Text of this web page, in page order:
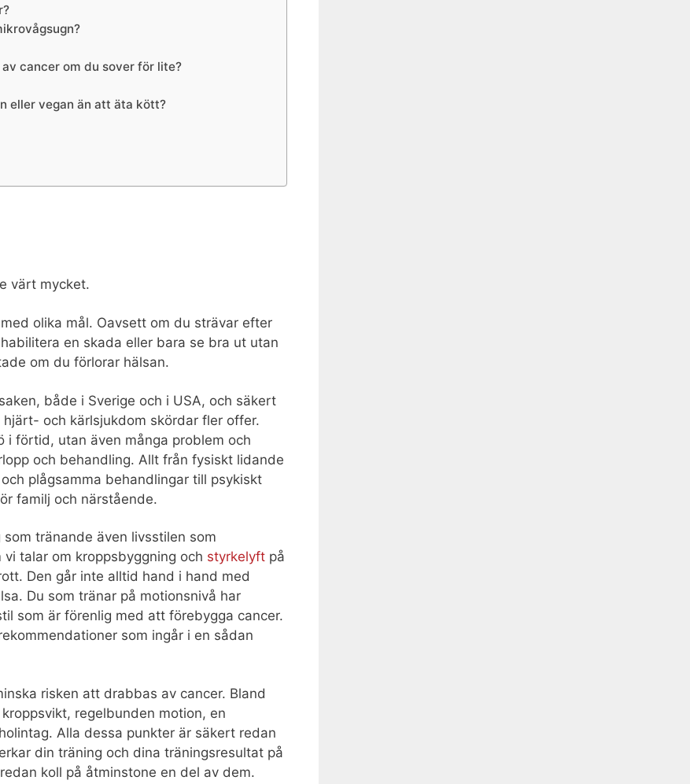
cancer om du sover för lite?
eller vegan än att äta kött?
värt mycket.
olika mål. Oavsett om du strävar efter
en skada eller bara se bra ut utan
om du förlorar hälsan.
både i Sverige och i USA, och säkert
och kärlsjukdom skördar fler offer.
i förtid, utan även många problem och
och behandling. Allt från fysiskt lidande
plågsamma behandlingar till psykiskt
familj och närstående.
tränande även livsstilen som
talar om kroppsbyggning och styrkelyft på
Den går inte alltid hand i hand med
Du som tränar på motionsnivå har
som är förenlig med att förebygga cancer.
som ingår i en sådan
risken att drabbas av cancer. Bland
regelbunden motion, en
Alla dessa punkter är säkert redan
din träning och dina träningsresultat på
koll på åtminstone en del av dem.